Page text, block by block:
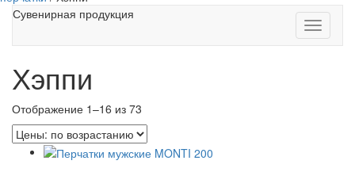
Toggle
Сувенирная продукция
Хэппи
Отображение 1–16 из 73